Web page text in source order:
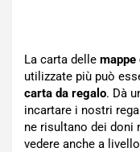
La carta delle
utilizzate più può
carta da regalo. Dà
incartare i nostri
ne risultano dei doni
vedere anche a